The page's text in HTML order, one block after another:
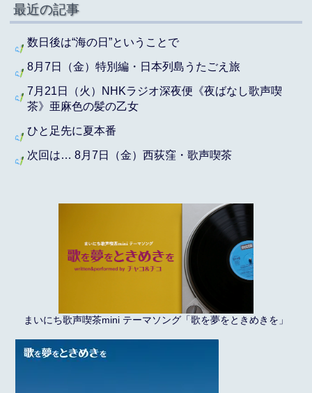
最近の記事
数日後は“海の日”ということで
8月7日（金）特別編・日本列島うたごえ旅
7月21日（火）NHKラジオ深夜便《夜ばなし歌声喫
茶》亜麻色の髪の乙女
ひと足先に夏本番
次回は… 8月7日（金）西荻窪・歌声喫茶
まいにち歌声喫茶mini テーマソング「歌を夢をときめきを」